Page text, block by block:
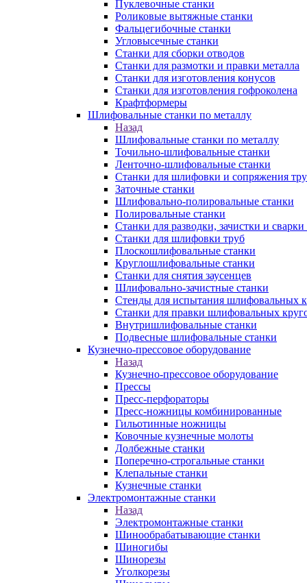
Пуклевочные станки
Роликовые вытяжные станки
Фальцегибочные станки
Угловысечные станки
Станки для сборки отводов
Станки для размотки и правки металла
Станки для изготовления конусов
Станки для изготовления гофроколена
Крафтформеры
Шлифовальные станки по металлу
Назад
Шлифовальные станки по металлу
Точильно-шлифовальные станки
Ленточно-шлифовальные станки
Станки для шлифовки и сопряжения
Заточные станки
Шлифовально-полировальные станки
Полировальные станки
Станки для разводки, зачистки и сварки
Станки для шлифовки труб
Плоскошлифовальные станки
Круглошлифовальные станки
Станки для снятия заусенцев
Шлифовально-зачистные станки
Стенды для испытания шлифовальных
Станки для правки шлифовальных
Внутришлифовальные станки
Подвесные шлифовальные станки
Кузнечно-прессовое оборудование
Назад
Кузнечно-прессовое оборудование
Прессы
Пресс-перфораторы
Пресс-ножницы комбинированные
Гильотинные ножницы
Ковочные кузнечные молоты
Долбежные станки
Поперечно-строгальные станки
Клепальные станки
Кузнечные станки
Электромонтажные станки
Назад
Электромонтажные станки
Шинообрабатывающие станки
Шиногибы
Шинорезы
Уголкорезы